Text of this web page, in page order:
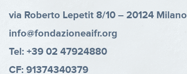
via Roberto Lepetit 8/10 – 20124 Milano
info@fondazioneaifr.org
Tel: +39 02 47924880
CF: 91374340379